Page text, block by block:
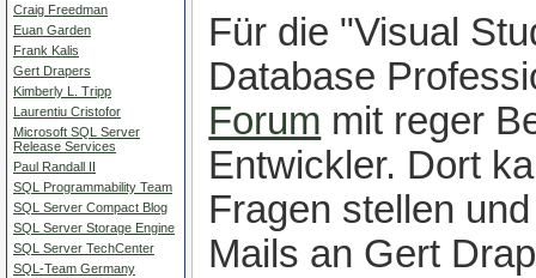
Craig Freedman
Euan Garden
Frank Kalis
Gert Drapers
Kimberly L. Tripp
Laurentiu Cristofor
Microsoft SQL Server
Release Services
Paul Randall II
SQL Programmability Team
SQL Server Compact Blog
SQL Server Storage Engine
SQL Server TechCenter
SQL-Team Germany
Für die "Visual
Database
Forum mit reger
Entwickler. Dort
Fragen stellen
Mails an Gert